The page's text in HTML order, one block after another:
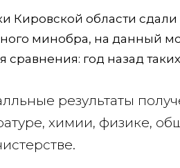
Кировской области
минобра, на данный
сравнения: год назад
результаты
химии, физике,